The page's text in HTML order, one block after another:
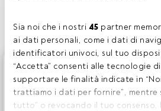
Sia noi che i nostri 45 partner
ai dati personali, come i dati di
identificatori univoci, sul tuo
“Accetta” consenti alle tecnologie
supportare le finalità indicate in
trattiamo i dati per fornire”, mentre
tutto” o revocando il tuo consenso,
Questo è un articolo riservato agli
sei già registrato, accedi tramite il
hai ancora un account, ti invitiamo a
tutti i contenuti che FundsPeople